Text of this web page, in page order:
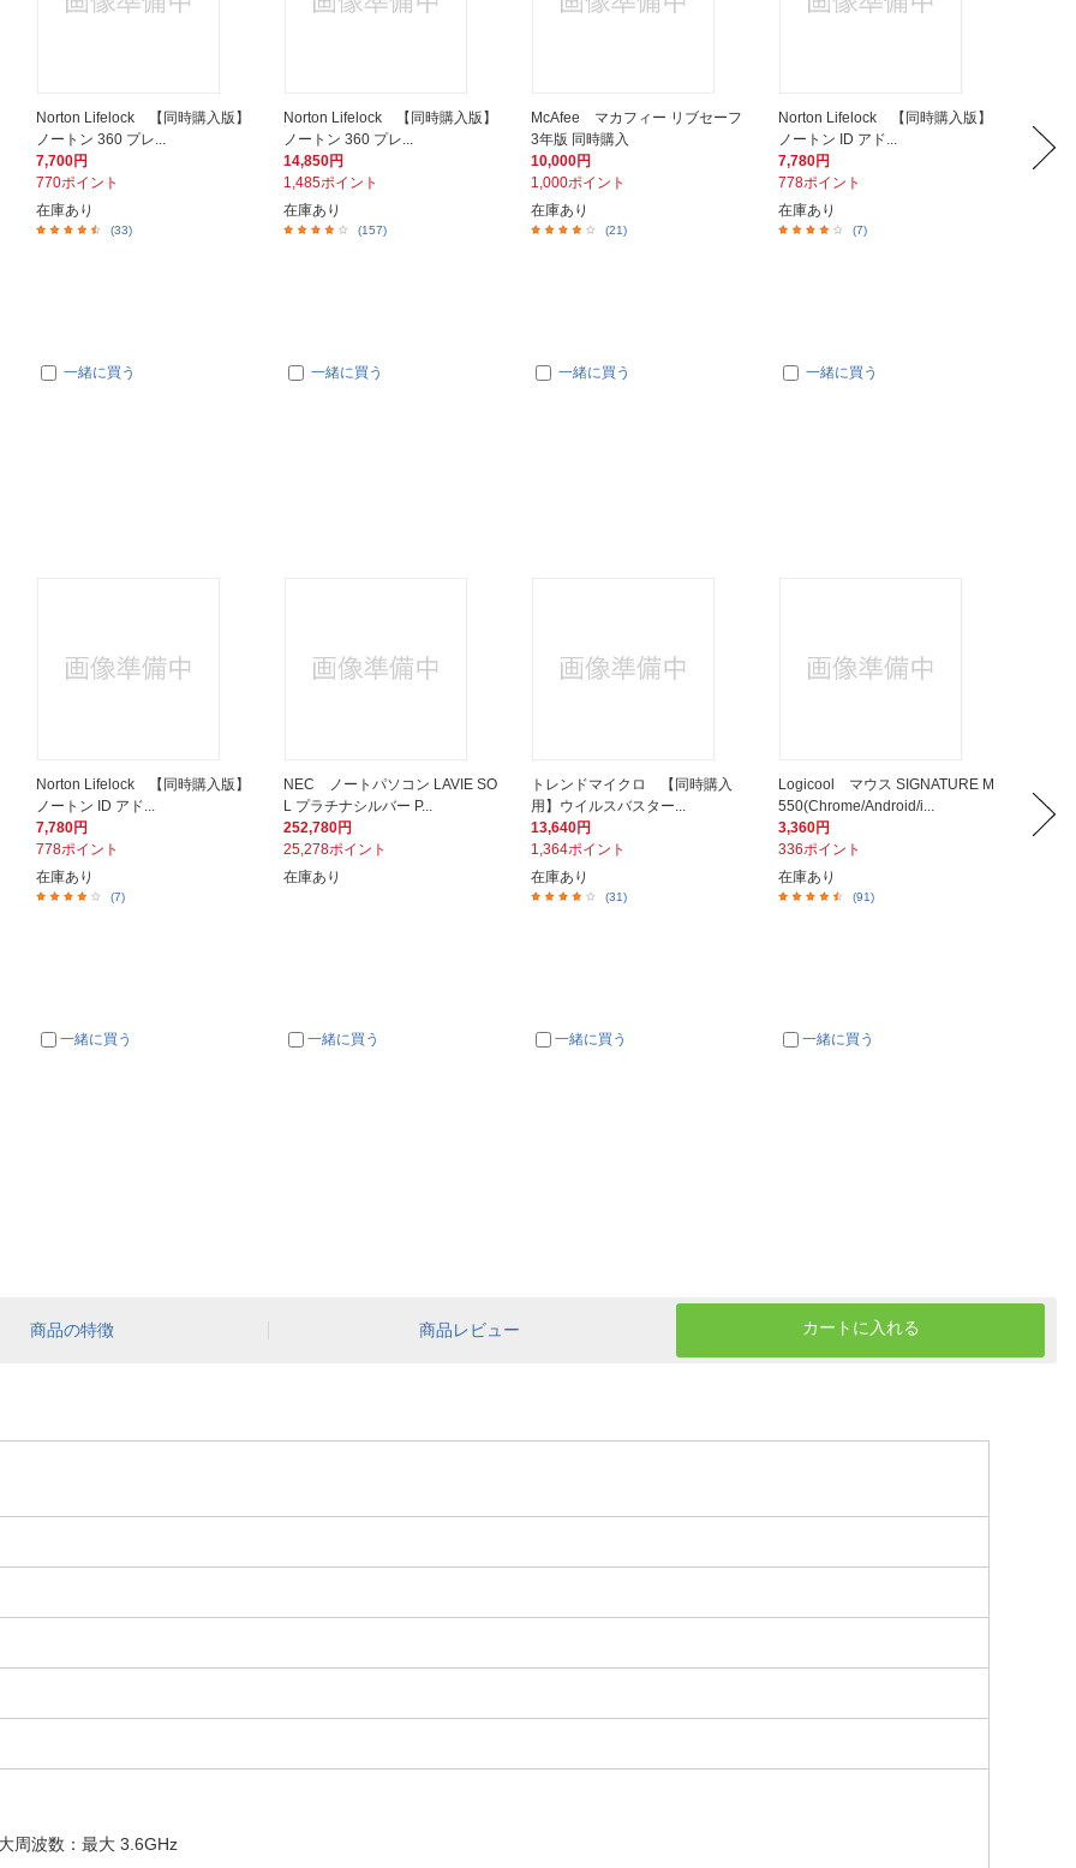
Norton Lifelock 【同時購入版】
ノートン 360 プレ...
7,700円
770ポイント
在庫あり
(33)
一緒に買う
Norton Lifelock 【同時購入版】
ノートン 360 プレ...
14,850円
1,485ポイント
在庫あり
(157)
一緒に買う
McAfee マカフィー リブセーフ
3年版 同時購入
10,000円
1,000ポイント
在庫あり
(21)
一緒に買う
Norton Lifelock 【同時購入版】
ノートン ID アド...
7,780円
778ポイント
在庫あり
(7)
一緒に買う
用】
6,600円
Norton Lifelock 【同時購入版】
ノートン ID アド...
7,780円
778ポイント
在庫あり
(7)
一緒に買う
NEC ノートパソコン LAVIE SO
L プラチナシルバー P...
252,780円
25,278ポイント
在庫あり
一緒に買う
トレンドマイクロ 【同時購入
用】ウイルスバスター...
13,640円
1,364ポイント
在庫あり
(31)
一緒に買う
Logicool マウス SIGNATURE M
550(Chrome/Android/i...
3,360円
336ポイント
在庫あり
(91)
一緒に買う
応 マ
5,530円
カートに入れる
商品の特徴 商品レビュー
周波数：最大 3.6GHz